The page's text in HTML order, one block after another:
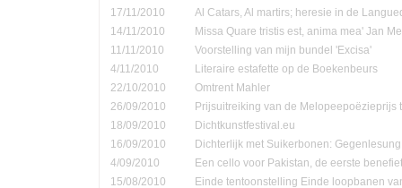
17/11/2010
Al Catars, Al martirs; heresie in de
14/11/2010
Missa Quare tristis est, anima mea' Jan
11/11/2010
Voorstelling van mijn bundel 'Excisa'
4/11/2010
Literaire estafette op de Boekenbeurs
22/10/2010
Omtrent Mahler
26/09/2010
Prijsuitreiking van de Melopeepoëzieprijs
18/09/2010
Dichtkunstfestival.eu
16/09/2010
Dichterlijk met Suikerbonen:
4/09/2010
Een cello voor Pakistan, de eerste
15/08/2010
Einde tentoonstelling Einde loopbanen